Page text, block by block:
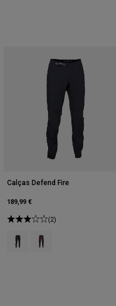
Calças Defend Fire
189,99 €
(2)
Product swatch type of Preto.
Product swatch type